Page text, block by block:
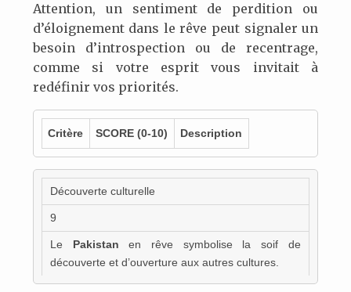
Attention, un sentiment de perdition ou
d’éloignement dans le rêve peut signaler un
besoin d’introspection ou de recentrage,
comme si votre esprit vous invitait à
redéfinir vos priorités.
Critère SCORE (0-10) Description
Découverte culturelle
9
Le Pakistan en rêve symbolise la soif de
découverte et d’ouverture aux autres cultures.